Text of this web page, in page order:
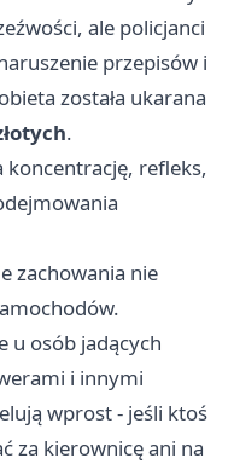
ale policjanci
przepisów i
została ukarana
.
koncentrację, refleks,
zachowania nie
u osób jadących
i innymi
wprost - jeśli ktoś
za kierownicę ani na